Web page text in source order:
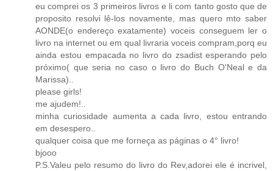
eu comprei os 3 primeiros livros e li com tanto gosto que de
proposito resolvi lê-los novamente, mas quero mto saber
AONDE(o endereço exatamente) voceis conseguem ler o
livro na internet ou em qual livraria voceis compram,porq eu
ainda estou empacada no livro do zsadist esperando pelo
próximo( que seria no caso o livro do Buch O'Neal e da
Marissa)..
please girls!
me ajudem!..
minha curiosidade aumenta a cada livro, estou entrando
em desespero..
qualquer coisa que me forneça as páginas o 4° livro!
bjooo
P.S.Valeu pelo resumo do livro do Rev,adorei ele é incrivel,